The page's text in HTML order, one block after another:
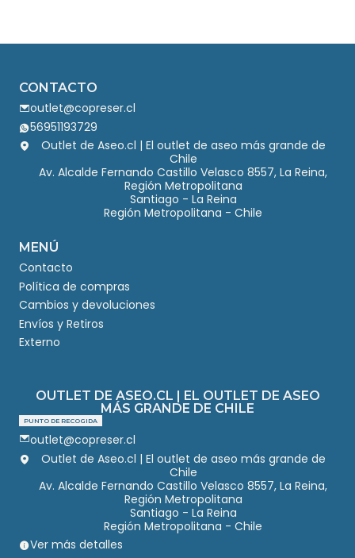
CONTACTO
outlet@copreser.cl
56951193729
Outlet de Aseo.cl | El outlet de aseo más grande de
Chile
Av. Alcalde Fernando Castillo Velasco 8557, La Reina,
Región Metropolitana
Santiago - La Reina
Región Metropolitana - Chile
MENÚ
Contacto
Política de compras
Cambios y devoluciones
Envíos y Retiros
Externo
OUTLET DE ASEO.CL | EL OUTLET DE ASEO
MÁS GRANDE DE CHILE
PUNTO DE RECOGIDA
outlet@copreser.cl
Outlet de Aseo.cl | El outlet de aseo más grande de
Chile
Av. Alcalde Fernando Castillo Velasco 8557, La Reina,
Región Metropolitana
Santiago - La Reina
Región Metropolitana - Chile
Ver más detalles